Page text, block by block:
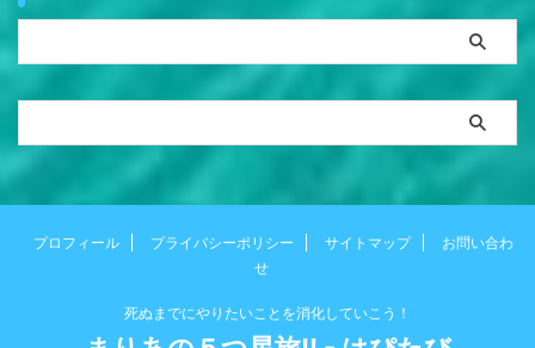
プロフィール プライバシーポリシー サイトマップ
お問い合わ
せ
死ぬまでにやりたいことを消化していこう！